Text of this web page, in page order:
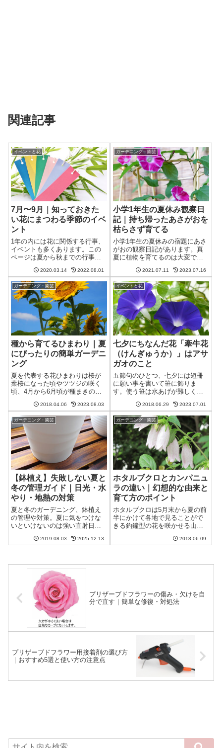
関連記事
イベントと花
7月〜9月｜知っておきた
い花にまつわる季節のイベ
ント
1年の内には花に関係する行事、
イベントも多くあります。この
ページは夏から秋までの行事を
花に関係するものは五節句のひ
とつの七夕、ご先祖をお迎えす
るお盆のほか、重陽の節句や敬
老の日、中秋の名月、秋のお彼
岸があります。
2020.03.14 2022.08.01
ガーデニング・園芸
小学1年生の夏休み観察日
記｜持ち帰ったあさがおを
枯らさず育てる
小学1年生の夏休みの宿題にあさ
がおの観察日記があります。真
夏に植物を育てるのは大変で、
あるようですが、ちょっとした
ポイントを知ると枯れずにたく
さん花を咲かせることができま
す。種が取れるまで楽しく育て
てみましょう。
2021.07.11 2023.07.16
ガーデニング・園芸
種から育てるひまわり｜夏
にぴったりの簡単ガーデニ
ング
夏を代表する花ひまわりは桜が
葉桜になった頃やツツジの咲く
頃、4月から6月頃が種まきのシ
ることができるので、ガーデニ
ング初心者の人にもお勧めで
す。花が終わった後に種を取っ
ておけば翌年も植えることがで
きます。
2018.04.06 2023.08.03
イベントと花
七夕にちなんだ花「牽牛花
（けんぎゅうか）」はアサ
ガオのこと
五節句のひとつ、七夕には短冊
に願い事を書いて笹に飾りま
す。使う笹は水あげが難しく、
り枯れてしまうのが残念です
ね。花にも七夕にまつわる名前
の付いた牽牛花というものがあ
りますが、これは良くご存知の
朝顔です。
2018.06.29 2023.07.01
ガーデニング・園芸
【鉢植え】失敗しない夏と
冬の管理ガイド｜日光・水
やり・地熱の対策
夏と冬のガーデニング、鉢植え
の管理や対策。夏に気をつけな
いといけないのは強い直射日光
やレンガなどで鉢の下に風を通
気をつけましょう。家の対処方
法も書いています。
2019.08.03 2025.12.13
ガーデニング・園芸
ホタルブクロとカンパニュ
ラの違い｜幻想的な由来と
育て方のポイント
ホタルブクロは5月末から夏の前
半にかけて各地で見ることがで
きる釣鐘型の花を咲かせる山野
で、初心者でも大丈夫です。名
れて提灯のようにしたことが由
2018.06.09
プリザーブドフラワーの傷み・欠けを自
分で直す｜簡単な修復・対処法
プリザーブドフラワー用接着剤の選び方
｜おすすめ5選と使い方の注意点